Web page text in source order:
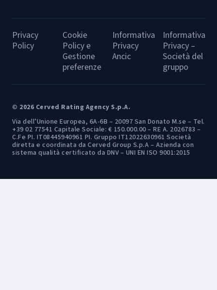
Privacy
Policy
Cookie
Policy e
Gestione
preferenze
Informativa
Privacy
Ancic
Informativa
Privacy –
Società del
gruppo
© 2026 Cerved Rating Agency S.p.A.
Via dell’Unione Europea, 6A-6B – 20097 San Donato M.se – Tel.
+39 02 77541 Capitale Sociale: € 150.000.00 – RE A. 2026783 –
C.Fe PI. IT08445940961 PI. Gruppo IT12022630961 Società
diretta e coordinata da Cerved Group S.p.A – Azienda con
sistema qualità certificato da DNV – UNI EN ISO 9001:2015